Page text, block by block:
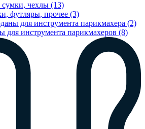
чехлы (13)
футляры, прочее (3)
для инструмента парикмахера (2)
для инструмента парикмахеров (8)